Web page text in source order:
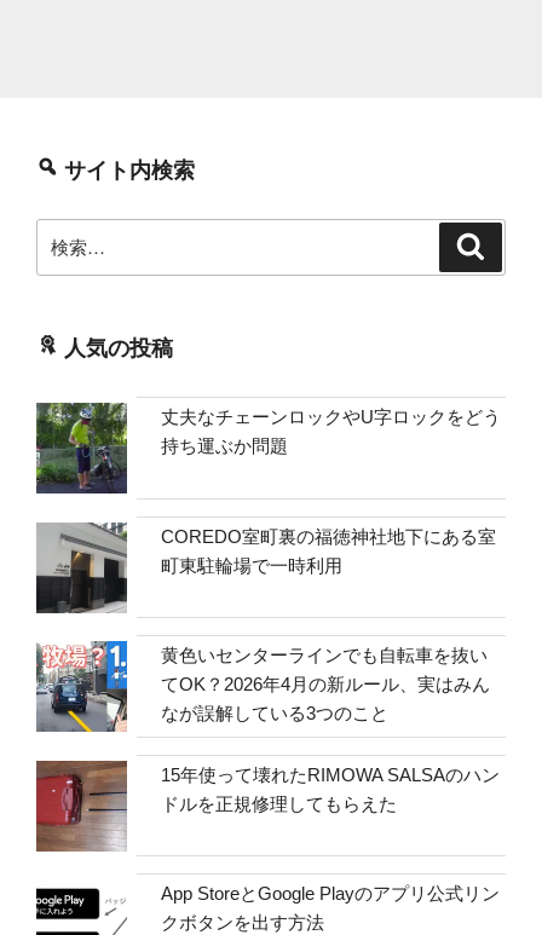
サイト内検索
索:
人気の投稿
丈夫なチェーンロックやU字ロックをどう
持ち運ぶか問題
COREDO室町裏の福徳神社地下にある室
町東駐輪場で一時利用
黄色いセンターラインでも自転車を抜い
てOK？2026年4月の新ルール、実はみん
なが誤解している3つのこと
15年使って壊れたRIMOWA SALSAのハン
ドルを正規修理してもらえた
App StoreとGoogle Playのアプリ公式リン
クボタンを出す方法